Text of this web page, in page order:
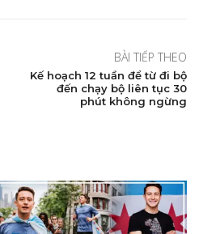
BÀI TIẾP THEO
Kế hoạch 12 tuần để từ đi bộ
đến chạy bộ liên tục 30
phút không ngừng